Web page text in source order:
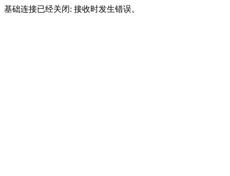
基础连接已经关闭: 接收时发生错误。